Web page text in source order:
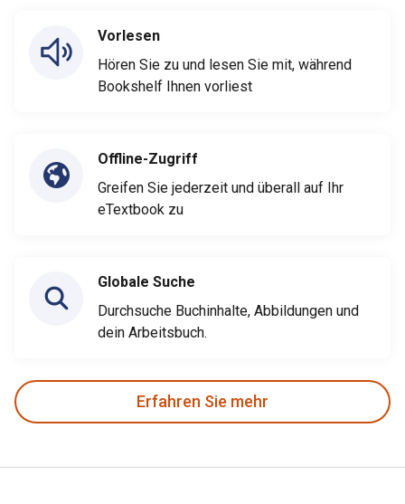
Vorlesen
Hören Sie zu und lesen Sie mit, während
Bookshelf Ihnen vorliest
Offline-Zugriff
Greifen Sie jederzeit und überall auf Ihr
eTextbook zu
Globale Suche
Durchsuche Buchinhalte, Abbildungen und
dein Arbeitsbuch.
Erfahren Sie mehr